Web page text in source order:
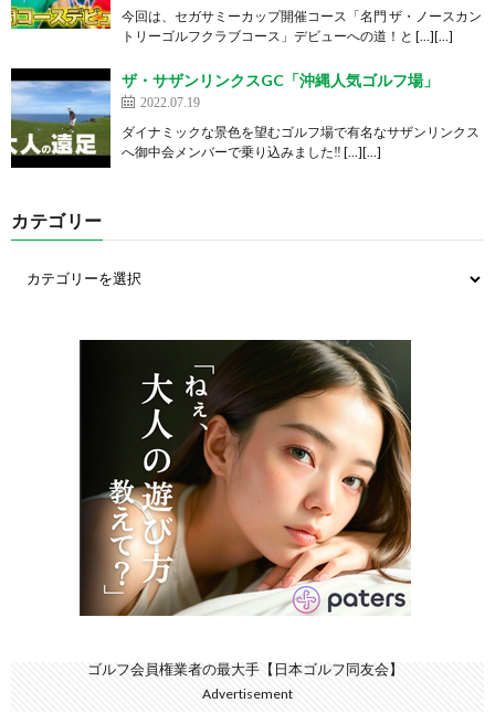
今回は、セガサミーカップ開催コース「名門 ザ・ノースカン
トリーゴルフクラブコース」デビューへの道！と […][…]
ザ・サザンリンクスGC「沖縄人気ゴルフ場」
2022.07.19
ダイナミックな景色を望むゴルフ場で有名なサザンリンクス
へ御中会メンバーで乗り込みました‼ […][…]
カテゴリー
ゴルフ会員権業者の最大手【日本ゴルフ同友会】
Advertisement